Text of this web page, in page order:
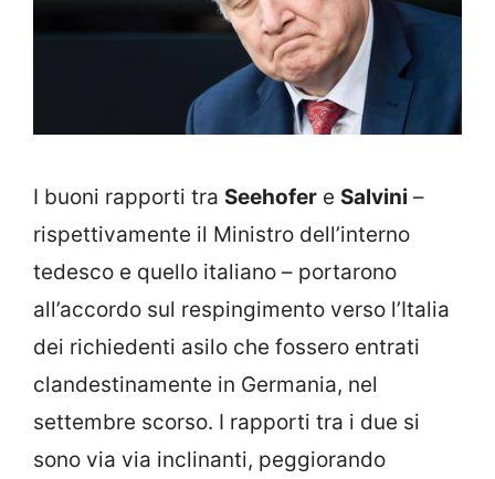
I buoni rapporti tra Seehofer e Salvini –
rispettivamente il Ministro dell’interno
tedesco e quello italiano – portarono
all’accordo sul respingimento verso l’Italia
dei richiedenti asilo che fossero entrati
clandestinamente in Germania, nel
settembre scorso. I rapporti tra i due si
sono via via inclinanti, peggiorando